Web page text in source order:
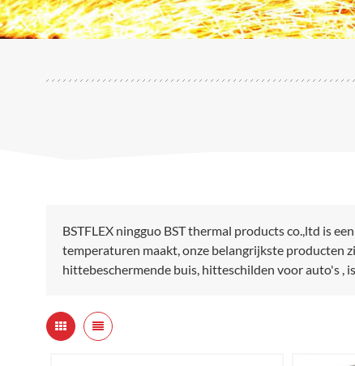
BSTFLEX ningguo BST thermal products co.,ltd is
temperaturen maakt, onze belangrijkste producten
hittebeschermende buis, hitteschilden voor auto's ,